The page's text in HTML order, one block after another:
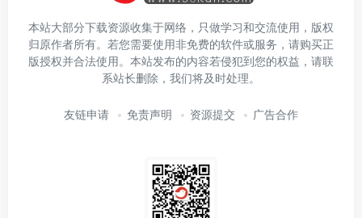
本站大部分下载资源收集于网络，只做学习和交流使用，版权
归原作者所有。若您需要使用非免费的软件或服务，请购买正
版授权并合法使用。本站发布的内容若侵犯到您的权益，请联
系站长删除，我们将及时处理。
友链申请 免责声明 资源提交 广告合作